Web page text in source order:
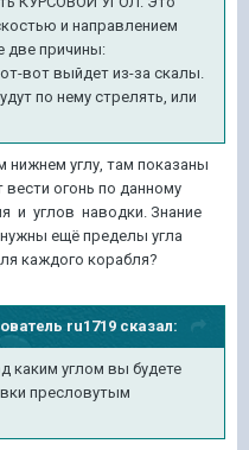
и направлением
две причины:
вот выйдет из-за скалы.
по нему стрелять, или
углу, там показаны
огонь по данному
и углов наводки. Знание
нужны ещё пределы угла
каждого корабля?
ru1719 сказал:
каким углом вы будете
пресловутым